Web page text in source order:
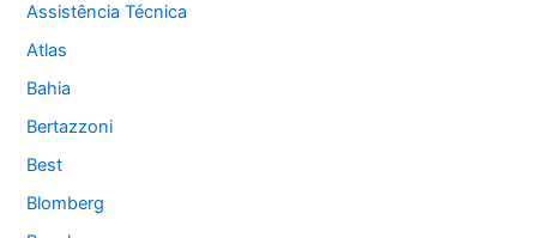
Assistência Técnica
Atlas
Bahia
Bertazzoni
Best
Blomberg